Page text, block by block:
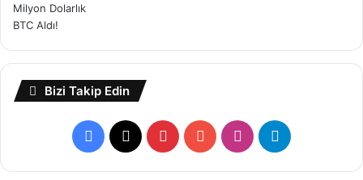
Bizi Takip Edin
Facebook
X PinterestYouTubeInstagramTelegram